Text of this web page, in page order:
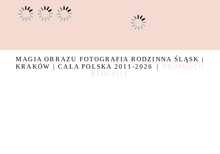
MAGIA OBRAZU FOTOGRAFIA RODZINNA ŚLĄSK |
KRAKÓW | CAŁA POLSKA 2011-2026
|
PROPHOTO
BLOGSITE